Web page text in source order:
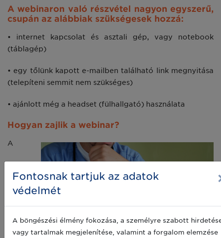
A webinaron való részvétel nagyon egyszerű,
csupán az alábbiak szükségesek hozzá:
• internet kapcsolat és asztali gép, vagy notebook
(táblagép)
• egy tőlünk kapott e-mailben található link megnyitása
(telepíteni semmit nem szükséges)
• ajánlott még a headset (fülhallgató) használata
Hogyan zajlik a webinar?
A
Fontosnak tartjuk az adatok
védelmét
A böngészési élmény fokozása, a személyre szabott
vagy tartalmak megjelenítése, valamint a forgalom elemzése